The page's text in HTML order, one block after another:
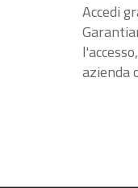
Accedi
azienda